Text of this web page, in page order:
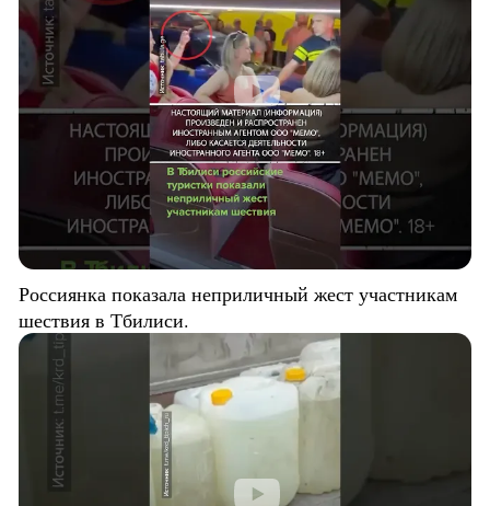
Россиянка показала неприличный жест участникам
шествия в Тбилиси.